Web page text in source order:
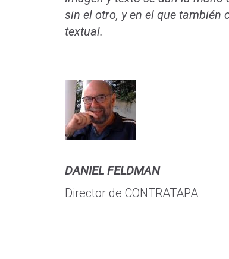
sin el otro, y en el que
textual.
DANIEL FELDMAN
Director de CONTRATAPA